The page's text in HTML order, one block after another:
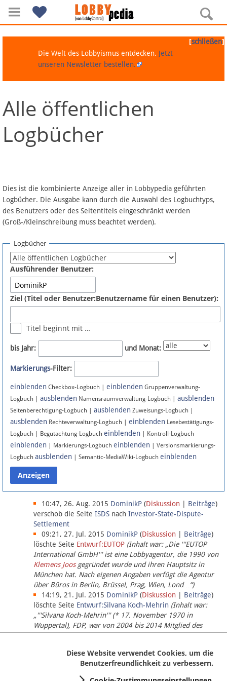
Navigation
Über Lobbypedia
Artikel nach Kategorien
FAQ
Fördermitglied werden
Fehler melden
Newsletter
Bluesky
Facebook
Instagram
Anmelden
Datenschutz
Über Lobbypedia
Impressum
[schließen]
Die Welt des Lobbyismus entdecken. Jetzt
unseren Newsletter bestellen.
Alle öffentlichen
Logbücher
Dies ist die kombinierte Anzeige aller in Lobbypedia geführten
Logbücher. Die Ausgabe kann durch die Auswahl des Logbuchtyps,
des Benutzers oder des Seitentitels eingeschränkt werden
(Groß-/Kleinschreibung muss beachtet werden).
Logbücher
Ausführender Benutzer:
Ziel (Titel oder Benutzer:Benutzername für einen Benutzer):
Titel beginnt mit …
bis Jahr: und Monat:
Markierungs-Filter:
einblenden Checkbox-Logbuch | einblenden Gruppenverwaltung-
Logbuch | ausblenden Namensraumverwaltung-Logbuch | ausblenden
Seitenberechtigung-Logbuch | ausblenden Zuweisungs-Logbuch |
ausblenden Rechteverwaltung-Logbuch | einblenden Lesebestätigungs-
Logbuch | Begutachtung-Logbuch einblenden | Kontroll-Logbuch
einblenden | Markierungs-Logbuch einblenden | Versionsmarkierungs-
Logbuch ausblenden | Semantic-MediaWiki-Logbuch einblenden
10:47, 26. Aug. 2015 DominikP (Diskussion Beiträge)
verschob die Seite ISDS nach Investor-State-Dispute-
Settlement
09:21, 27. Jul. 2015 DominikP (Diskussion Beiträge)
löschte Seite Entwurf:EUTOP (Inhalt war: „Die '''EUTOP
International GmbH''' ist eine Lobbyagentur, die 1990 von
Klemens Joosgegründet wurde und ihren Hauptsitz in
München hat. Nach eigenen Angaben verfügt die Agentur
über Büros in Berlin, Brüssel, Prag, Wien, Lond…“)
14:19, 21. Jul. 2015 DominikP (Diskussion Beiträge)
löschte Seite Entwurf:Silvana Koch-Mehrin (Inhalt war:
„'''Silvana Koch-Mehrin''' (* 17. November 1970 in
Wuppertal), FDP, war von 2004 bis 2014 Mitglied des
Europäischen Parlaments, seit November 2014 ist sie für
Diese Website verwendet Cookies, um die
Benutzerfreundlichkeit zu verbessern.